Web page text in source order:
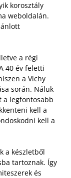
korosztály
weboldalán.
a régi
40 év feletti
a Vichy
során. Náluk
a legfontosabb
kell a
kell a
a készletből
tartoznak. Így
és